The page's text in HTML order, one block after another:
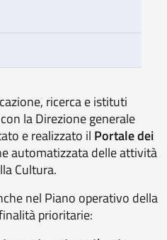
ricerca e istituti
la Direzione generale
e realizzato il Portale dei
automatizzata delle attività
Cultura.
nel Piano operativo della
prioritarie: